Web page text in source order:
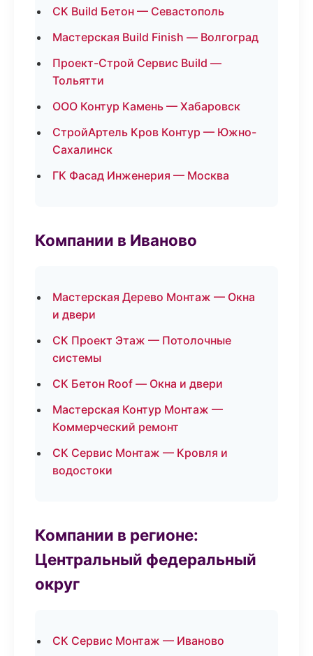
СК Build Бетон — Севастополь
Мастерская Build Finish — Волгоград
Проект-Строй Сервис Build —
Тольятти
ООО Контур Камень — Хабаровск
СтройАртель Кров Контур — Южно-
Сахалинск
ГК Фасад Инженерия — Москва
Компании в Иваново
Мастерская Дерево Монтаж — Окна
и двери
СК Проект Этаж — Потолочные
системы
СК Бетон Roof — Окна и двери
Мастерская Контур Монтаж —
Коммерческий ремонт
СК Сервис Монтаж — Кровля и
водостоки
Компании в регионе:
Центральный федеральный
округ
СК Сервис Монтаж — Иваново